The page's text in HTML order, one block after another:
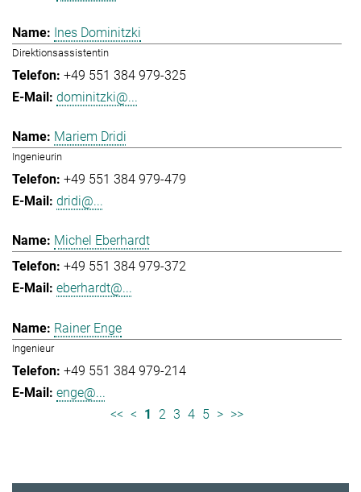
Ines Dominitzki
Direktionsassistentin
+49 551 384 979-325
dominitzki@...
Mariem Dridi
Ingenieurin
+49 551 384 979-479
dridi@...
Michel Eberhardt
+49 551 384 979-372
eberhardt@...
Rainer Enge
Ingenieur
+49 551 384 979-214
enge@...
<< < 1 2 3 4 5 > >>